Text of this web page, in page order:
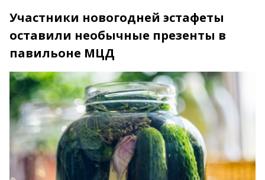
Участники новогодней эстафеты
оставили необычные презенты в
павильоне МЦД